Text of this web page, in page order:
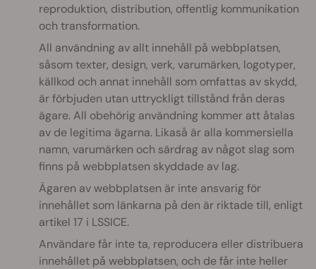
reproduktion, distribution, offentlig kommunikation
och transformation.
All användning av allt innehåll på webbplatsen,
såsom texter, design, verk, varumärken, logotyper,
källkod och annat innehåll som omfattas av skydd,
är förbjuden utan uttryckligt tillstånd från deras
ägare. All obehörig användning kommer att åtalas
av de legitima ägarna. Likaså är alla kommersiella
namn, varumärken och särdrag av något slag som
finns på webbplatsen skyddade av lag.
Ägaren av webbplatsen är inte ansvarig för
innehållet som länkarna på den är riktade till, enligt
artikel 17 i LSSICE.
Användare får inte ta, reproducera eller distribuera
innehållet på webbplatsen, och de får inte heller